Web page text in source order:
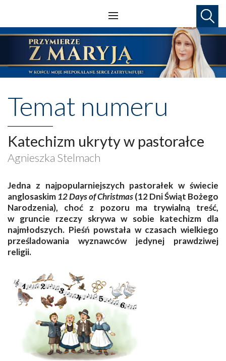
Temat numeru
Katechizm ukryty w pastorałce
Agnieszka Stelmach
Jedna z najpopularniejszych pastorałek w świecie
anglosaskim 12 Days of Christmas(12 Dni Świąt Bożego
Narodzenia), choć z pozoru ma trywialną treść,
w gruncie rzeczy skrywa w sobie katechizm dla
najmłodszych. Pieśń powstała w czasach wielkiego
prześladowania wyznawców jedynej prawdziwej
religii.